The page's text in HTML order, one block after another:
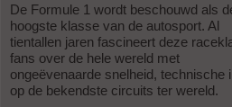
De Formule 1 wordt beschouwd als
hoogste klasse van de autosport. Al
tientallen jaren fascineert deze
fans over de hele wereld met
ongeëvenaarde snelheid,
op de bekendste circuits ter wereld.